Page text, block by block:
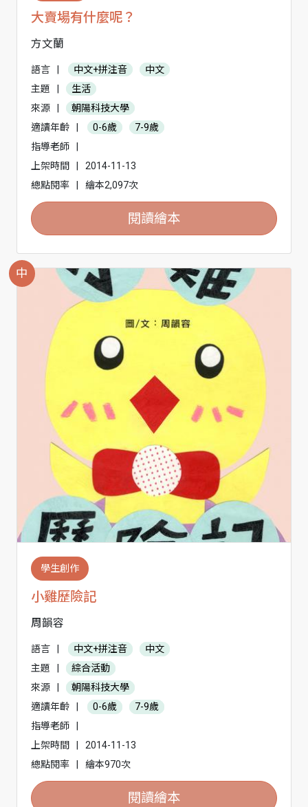
大賣場有什麼呢？
方文蘭
語言 中文+拼注音
中文
主題
生活
來源
朝陽科技大學
適讀年齡
0-6歲
7-9歲
指導老師
上架時間
2014-11-13
總點閱率
繪本2,097次
閱讀繪本
中
學生創作
小雞歷險記
周韻容
語言 中文+拼注音
中文
主題
綜合活動
來源
朝陽科技大學
適讀年齡
0-6歲
7-9歲
指導老師
上架時間
2014-11-13
總點閱率
繪本970次
閱讀繪本